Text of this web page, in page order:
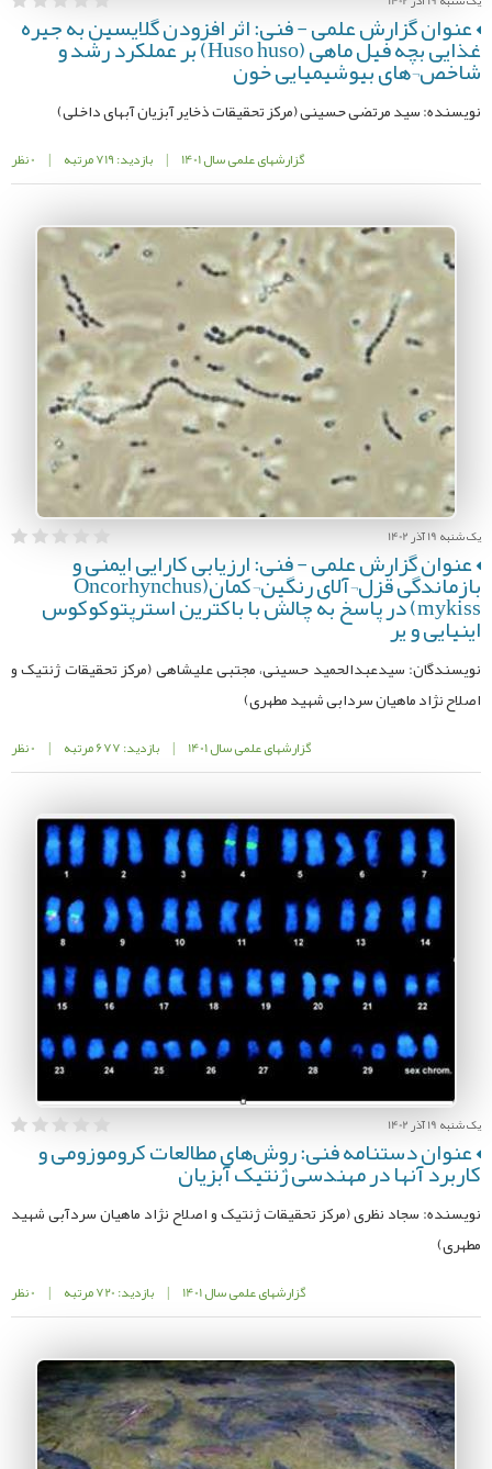
عنوان گزارش علمی - فنی: اثر افزودن گلایسین به جیره
غذایی بچه فیل ماهی (Huso huso) بر عملکرد رشد و شاخص¬های بیوشیمیایی خون
نویسنده: سید مرتضی حسینی (مرکز تحقیقات ذخایر آبزیان آبهای داخلی)
گزارشهای علمی سال 1401 | بازدید: 719 مرتبه | 0 نظر
یک شنبه 19 آذر 1402
عنوان گزارش علمی - فنی: ارزیابی کارایی ایمنی و
بازماندگی قزل¬آلای رنگین¬کمان(Oncorhynchus
mykiss) در پاسخ به چالش با باکترین استرپتوکوکوساینیایی و یر
نویسندگان: سیدعبدالحمید حسینی، مجتبی علیشاهی (مرکز تحقیقات ژنتیک و
اصلاح نژاد ماهیان سردابی شهید مطهری)
گزارشهای علمی سال 1401 | بازدید: 677 مرتبه | 0 نظر
یک شنبه 19 آذر 1402
عنوان دستنامه فنی: روش‌های مطالعات کروموزومی و
کاربرد آنها در مهندسی ژنتیک آبزیان
نویسنده: سجاد نظری (مرکز تحقیقات ژنتیک و اصلاح نژاد ماهیان سردآبی شهید
مطهری)
گزارشهای علمی سال 1401 | بازدید: 720 مرتبه | 0 نظر